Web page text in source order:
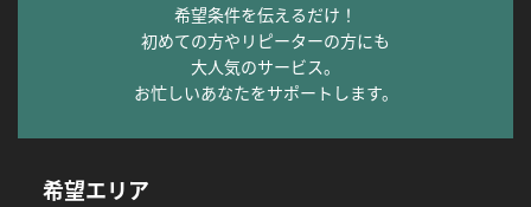
希望条件を伝えるだけ！
初めての方やリピーターの方にも
大人気のサービス。
お忙しいあなたをサポートします。
希望エリア